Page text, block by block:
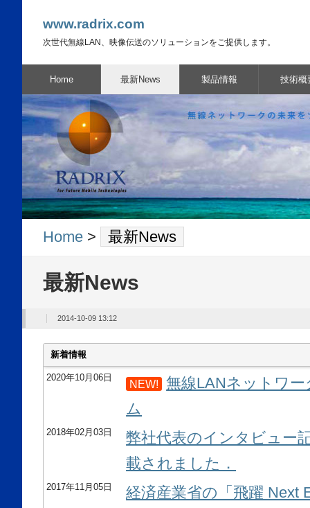
www.radrix.com
次世代無線LAN、映像伝送のソリューションをご提供します。
Home 最新News 製品情報 技術概
Home > 最新News
最新News
2014-10-09 13:12
新着情報
2020年10月06日
NEW!
無線LANネットワ
ム
2018年02月03日
弊社代表のインタビュー
載されました．
2017年11月05日
経済産業省の「飛躍 Next